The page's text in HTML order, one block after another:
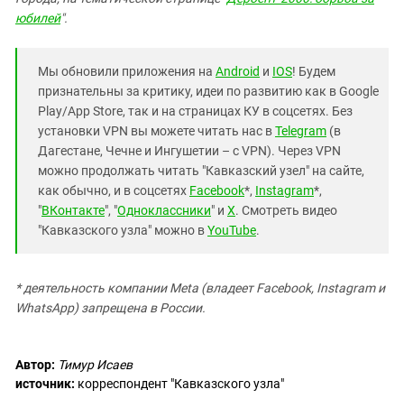
юбилей".
Мы обновили приложения на Android и IOS! Будем
признательны за критику, идеи по развитию как в Google
Play/App Store, так и на страницах КУ в соцсетях. Без
установки VPN вы можете читать нас вTelegram (в
Дагестане, Чечне и Ингушетии – с VPN). Через VPN
можно продолжать читать "Кавказский узел" на сайте,
как обычно, и в соцсетях Facebook*, Instagram*,
"ВКонтакте", "Одноклассники" и X. Смотреть видео
"Кавказского узла" можно вYouTube.
* деятельность компании Meta (владеет Facebook, Instagram и
WhatsApp) запрещена в России.
Автор: Тимур Исаев
источник: корреспондент "Кавказского узла"